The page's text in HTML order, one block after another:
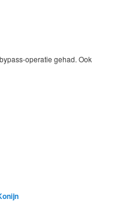
operatie gehad. Ook